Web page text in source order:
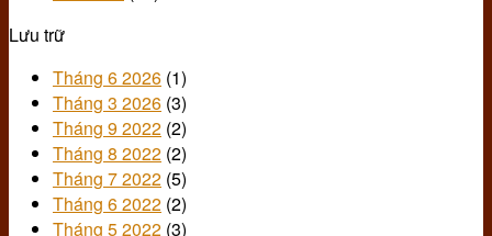
Lưu trữ
Tháng 6 2026 (1)
Tháng 3 2026 (3)
Tháng 9 2022 (2)
Tháng 8 2022 (2)
Tháng 7 2022 (5)
Tháng 6 2022 (2)
Tháng 5 2022 (3)